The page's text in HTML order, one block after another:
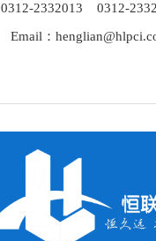
0312-2332013 0312-
Email：